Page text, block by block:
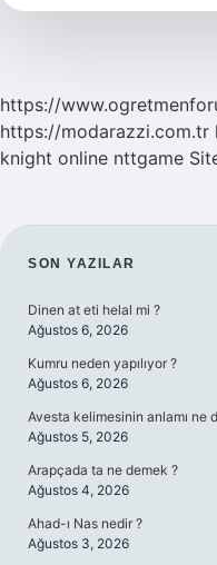
Yapar
https://
https://modarazzi.com.tr
knight online nttgame
SIDEBAR
SON YAZILAR
Dinen at eti helal mi ?
Ağustos 6, 2026
Kumru neden yapılıyor ?
Ağustos 6, 2026
Avesta kelimesinin anlamı ne
Ağustos 5, 2026
Arapçada ta ne demek ?
Ağustos 4, 2026
Ahad-ı Nas nedir ?
Ağustos 3, 2026